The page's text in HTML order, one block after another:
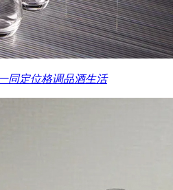
同定位格调品酒生活